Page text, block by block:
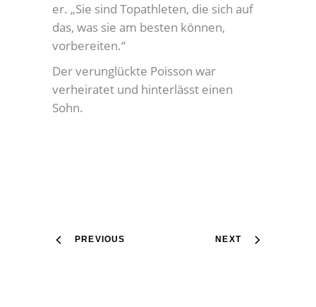
er. „Sie sind Topathleten, die sich auf
das, was sie am besten können,
vorbereiten.“
Der verunglückte Poisson war
verheiratet und hinterlässt einen
Sohn.
PREVIOUS NEXT